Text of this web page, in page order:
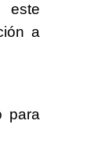
a
para